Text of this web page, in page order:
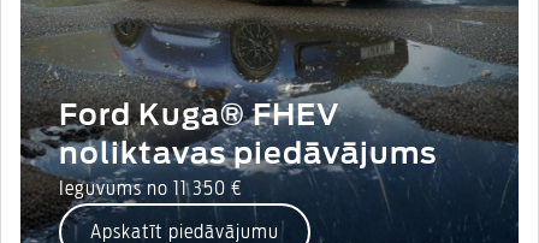
Ford Kuga® FHEV
noliktavas piedāvājums
Ieguvums no 11 350 €
Apskatīt piedāvājumu